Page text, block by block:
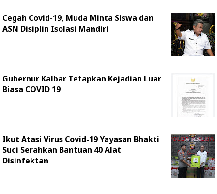
Cegah Covid-19, Muda Minta Siswa dan
ASN Disiplin Isolasi Mandiri
Gubernur Kalbar Tetapkan Kejadian Luar
Biasa COVID 19
Ikut Atasi Virus Covid-19 Yayasan Bhakti
Suci Serahkan Bantuan 40 Alat
Disinfektan